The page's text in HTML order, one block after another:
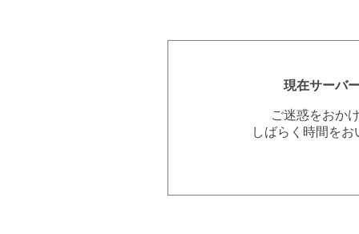
現在サーバ
ご迷惑をおか
しばらく時間を